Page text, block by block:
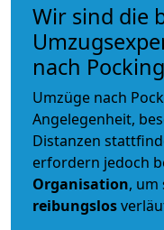
Wir sind die
nach Pocking
Umzüge nach
Angelegenheit,
Distanzen
erfordern jedoch
Organisation, um
reibungslos